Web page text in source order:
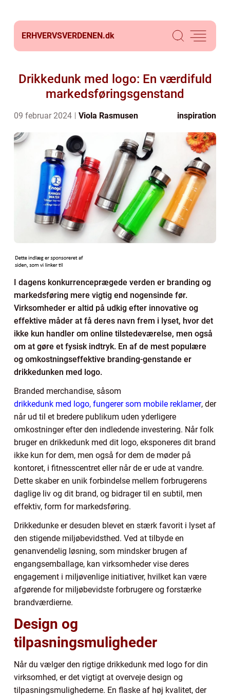
ERHVERVSVERDENEN.dk
Drikkedunk med logo: En værdifuld
markedsføringsgenstand
09 februar 2024 Viola Rasmusen inspiration
I dagens konkurrenceprægede verden er branding og
markedsføring mere vigtig end nogensinde før.
Virksomheder er altid på udkig efter innovative og
effektive måder at få deres navn frem i lyset, hvor det
ikke kun handler om online tilstedeværelse, men også
om at gøre et fysisk indtryk. En af de mest populære
og omkostningseffektive branding-genstande er
drikkedunken med logo.
Branded merchandise, såsom
drikkedunk med logo, fungerer som mobile reklamer, der
når ud til et bredere publikum uden yderligere
omkostninger efter den indledende investering. Når folk
bruger en drikkedunk med dit logo, eksponeres dit brand
ikke kun for dem, men også for dem de møder på
kontoret, i fitnesscentret eller når de er ude at vandre.
Dette skaber en unik forbindelse mellem forbrugerens
daglige liv og dit brand, og bidrager til en subtil, men
effektiv, form for markedsføring.
Drikkedunke er desuden blevet en stærk favorit i lyset af
den stigende miljøbevidsthed. Ved at tilbyde en
genanvendelig løsning, som mindsker brugen af
engangsemballage, kan virksomheder vise deres
engagement i miljøvenlige initiativer, hvilket kan være
afgørende for miljøbevidste forbrugere og forstærke
brandværdierne.
Design og
tilpasningsmuligheder
Når du vælger den rigtige drikkedunk med logo for din
virksomhed, er det vigtigt at overveje design og
tilpasningsmulighederne. En flaske af høj kvalitet, der